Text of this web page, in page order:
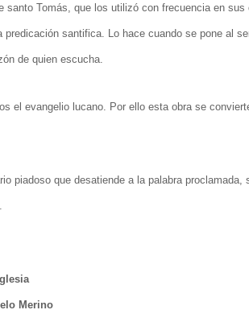
santo Tomás, que los utilizó con frecuencia en
santifica. Lo hace cuando se pone al
de quien escucha.
el evangelio lucano. Por ello esta obra se
piadoso que desatiende a la palabra
Merino